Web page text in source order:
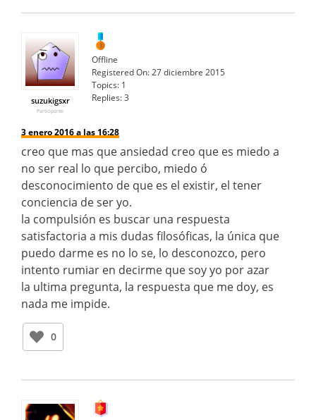
suzukigsxr
Participante
Offline
Registered On:27 diciembre 2015
Topics: 1
Replies:3
3 enero 2016 a las 16:28
creo que mas que ansiedad creo que es miedo a
no ser real lo que percibo, miedo ó
desconocimiento de que es el existir, el tener
conciencia de ser yo.
la compulsión es buscar una respuesta
satisfactoria a mis dudas filosóficas, la única que
puedo darme es no lo se, lo desconozco, pero
intento rumiar en decirme que soy yo por azar
la ultima pregunta, la respuesta que me doy, es
nada me impide.
0